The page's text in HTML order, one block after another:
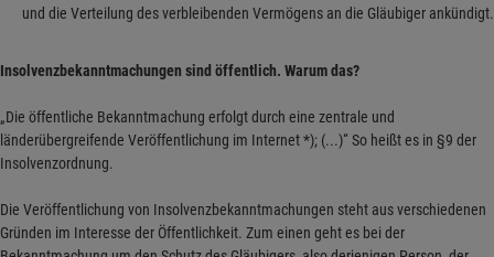
und die Verteilung des verbleibenden Vermögens an die Gläubiger ankündigt.
Insolvenzbekanntmachungen sind öffentlich. Warum das?
„Die öffentliche Bekanntmachung erfolgt durch eine zentrale und
länderübergreifende Veröffentlichung im Internet *); (...)“ So heißt es in §9 der
Insolvenzordnung.
Die Veröffentlichung von Insolvenzbekanntmachungen steht aus verschiedenen
Gründen im Interesse der Öffentlichkeit. Zum einen geht es bei der